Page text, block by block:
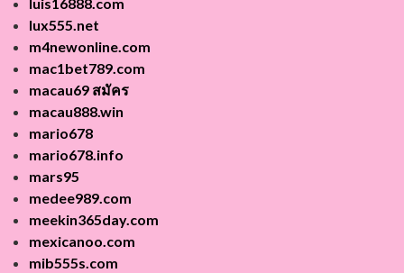
lux555.net
m4newonline.com
mac1bet789.com
macau69 สมัคร
macau888.win
mario678
mario678.info
mars95
medee989.com
meekin365day.com
mexicanoo.com
mib555s.com